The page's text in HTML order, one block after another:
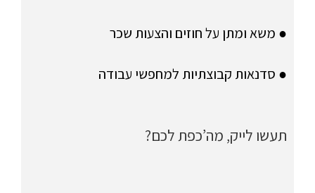
● משא ומתן על חוזים והצעות שכר
● סדנאות קבוצתיות למחפשי עבודה
תעשו לייק, מה’כפת לכם?